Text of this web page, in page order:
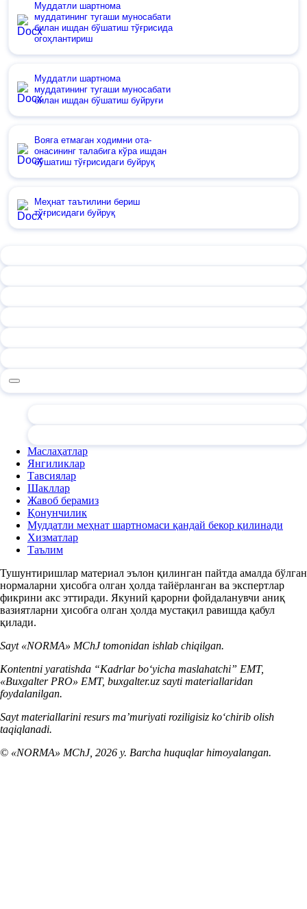
Муддатли шартнома
муддатининг тугаши муносабати
билан ишдан бўшатиш тўғрисида
огоҳлантириш
Муддатли шартнома
муддатининг тугаши муносабати
билан ишдан бўшатиш буйруғи
Вояга етмаган ходимни ота-
онасининг талабига кўра ишдан
бўшатиш тўғрисидаги буйруқ
Меҳнат таътилини бериш
тўғрисидаги буйруқ
Маслаҳатлар
Янгиликлар
Тавсиялар
Шакллар
Жавоб берамиз
Қонунчилик
Муддатли меҳнат шартномаси қандай бекор қилинади
Хизматлар
Таълим
Тушунтиришлар материал эълон қилинган пайтда амалда бўлган
нормаларни ҳисобга олган ҳолда тайёрланган ва экспертлар
фикрини акс эттиради. Якуний қарорни фойдаланувчи аниқ
вазиятларни ҳисобга олган ҳолда мустақил равишда қабул
қилади.
Sayt «NORMA» MChJ tomonidan ishlab chiqilgan.
Kontentni yaratishda “Kadrlar boʻyicha maslahatchi” EMT,
«Buxgalter PRO» EMT, buxgalter.uz sayti materiallaridan
foydalanilgan.
Sayt materiallarini resurs ma’muriyati roziligisiz koʻchirib olish
taqiqlanadi.
© «NORMA» MChJ, 2026 y. Barcha huquqlar himoyalangan.